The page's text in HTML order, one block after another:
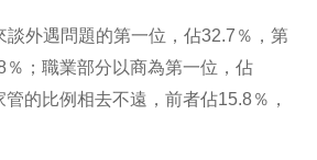
談外遇問題的第一位，佔32.7％，第
％；職業部分以商為第一位，佔
的比例相去不遠，前者佔15.8％，